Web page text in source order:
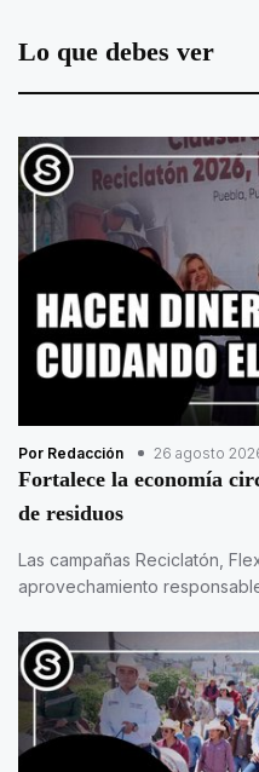
Lo que debes ver
Por Redacción 26 agosto
Fortalece la economía
de residuos
Las campañas Reciclatón,
aprovechamiento